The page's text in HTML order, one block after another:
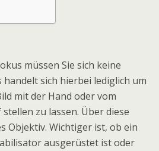
müssen Sie sich keine
handelt sich hierbei lediglich um
mit der Hand oder vom
zu lassen. Über diese
Objektiv. Wichtiger ist, ob ein
ausgerüstet ist oder